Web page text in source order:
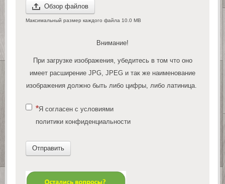
Обзор файлов
Максимальный размер каждого файла 10.0 MB
Внимание!
При загрузке изображения, убедитесь в том что оно
имеет расширение JPG, JPEG и так же наименование
изображения должно быть либо цифры, либо латиница.
Я согласен с условиями
политики конфиденциальности
Отправить